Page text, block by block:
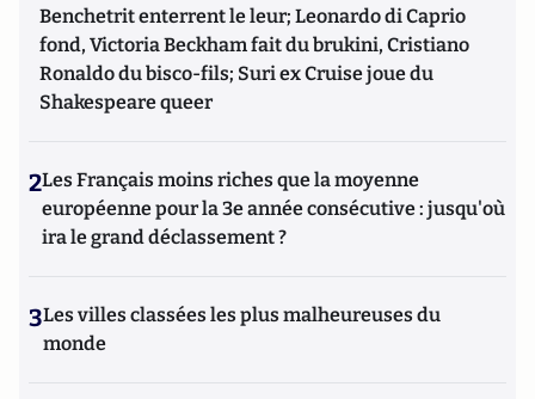
Benchetrit enterrent le leur; Leonardo di Caprio
fond, Victoria Beckham fait du brukini, Cristiano
Ronaldo du bisco-fils; Suri ex Cruise joue du
Shakespeare queer
2Les Français moins riches que la moyenne
européenne pour la 3e année consécutive : jusqu'où
ira le grand déclassement ?
3Les villes classées les plus malheureuses du
monde